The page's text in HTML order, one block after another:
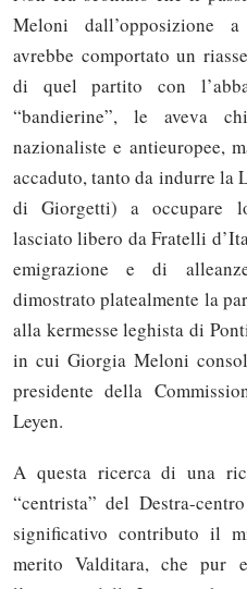
Meloni dall’opposizione
avrebbe comportato un
di quel partito con
“bandierine”, le aveva
nazionaliste e antieuropee,
accaduto, tanto da indurre la
di Giorgetti) a occupare
lasciato libero da Fratelli
emigrazione e di
dimostrato platealmente la
alla kermesse leghista di
in cui Giorgia Meloni
presidente della
Leyen.
A questa ricerca di una
“centrista” del Destra-
significativo contributo il
merito Valditara, che pur